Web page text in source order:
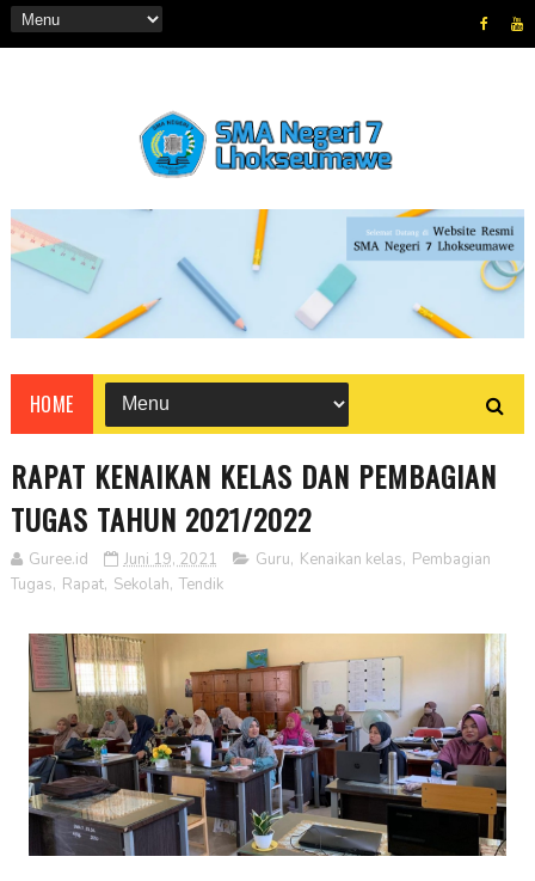
HOME
RAPAT KENAIKAN KELAS DAN PEMBAGIAN
TUGAS TAHUN 2021/2022
Guree.id Juni 19, 2021 Guru, Kenaikan kelas, Pembagian
Tugas, Rapat, Sekolah, Tendik